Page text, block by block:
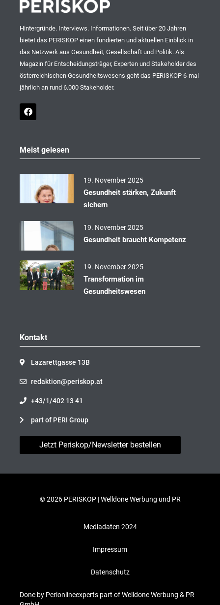
Hintergründe. Interviews. Informationen. Seit über 20 Jahren
bietet das PERISKOP einen fundierten und aktuellen Einblick in
das Netzwerk aus Gesundheit, Gesellschaft und Politik. Als
Magazin für Entscheidungsträger, Experten und Stakeholder des
österreichischen Gesundheitswesens geht das PERISKOP 6-mal
jährlich an rund 6.000 Stakeholder.
F
a
c
o
o
Meist gelesen
19. November 2025
Gesundheit stärken, Zukunft
sichern
19. November 2025
Gesundheit braucht Kompetenz
19. November 2025
Transformation im
Gesundheitswesen
Kontakt
Lazarettgasse 13B
redaktion@periskop.at
+43/1/402 13 41
part of PERI Group
Jetzt Periskop/Newsletter bestellen
© 2026 PERISKOP |Welldone Werbung und PR
Mediadaten 2024
Impressum
Datenschutz
Done by Perionlineexperts part of Welldone Werbung & PR